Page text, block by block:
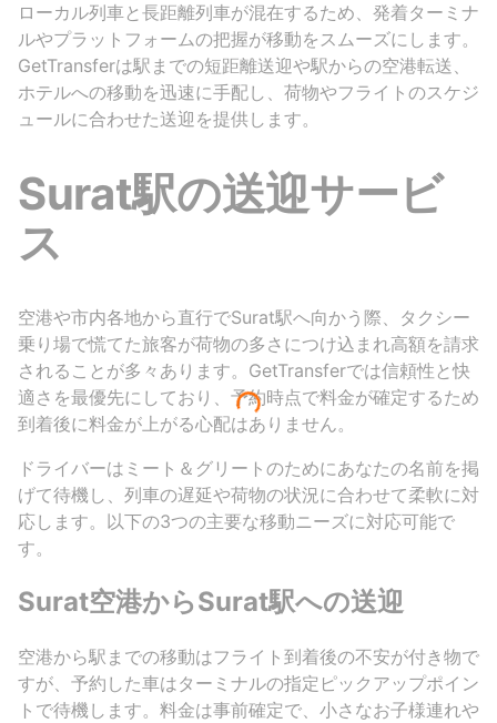
ローカル列車と長距離列車が混在するため、発着ターミナ
ルやプラットフォームの把握が移動をスムーズにします。
GetTransferは駅までの短距離送迎や駅からの空港転送、
ホテルへの移動を迅速に手配し、荷物やフライトのスケジ
ュールに合わせた送迎を提供します。
Surat駅の送迎サービ
ス
空港や市内各地から直行でSurat駅へ向かう際、タクシー
乗り場で慌てた旅客が荷物の多さにつけ込まれ高額を請求
されることが多々あります。GetTransferでは信頼性と快
適さを最優先にしており、予約時点で料金が確定するため
到着後に料金が上がる心配はありません。
ドライバーはミート＆グリートのためにあなたの名前を掲
げて待機し、列車の遅延や荷物の状況に合わせて柔軟に対
応します。以下の3つの主要な移動ニーズに対応可能で
す。
Surat空港からSurat駅への送迎
空港から駅までの移動はフライト到着後の不安が付き物で
すが、予約した車はターミナルの指定ピックアップポイン
トで待機します。料金は事前確定で、小さなお子様連れや